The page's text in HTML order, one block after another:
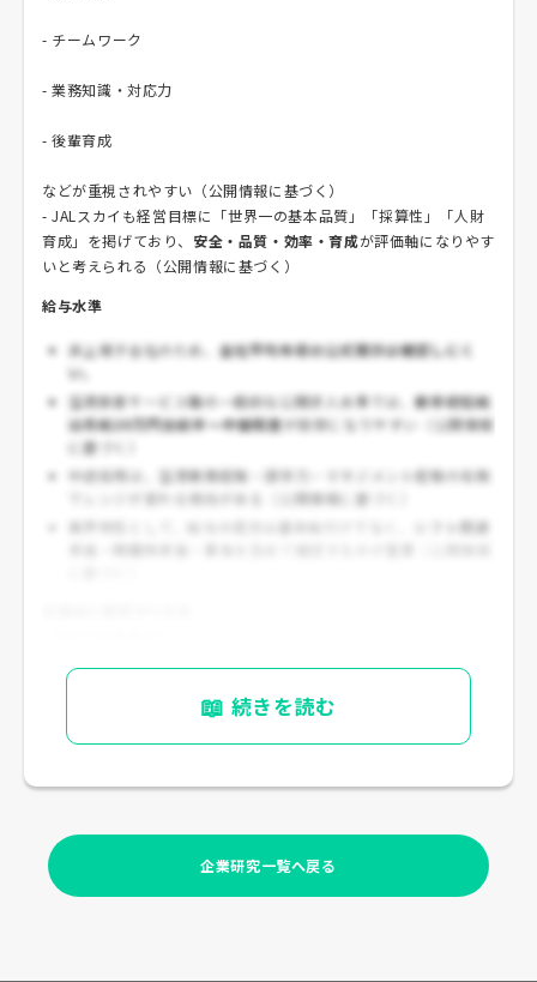
- チームワーク
- 業務知識・対応力
- 後輩育成
などが重視されやすい（公開情報に基づく）
- JALスカイも経営目標に「世界一の基本品質」「採算性」「人財
育成」を掲げており、 安全・品質・効率・育成が評価軸になりやす
いと考えられる（公開情報に基づく）
給与水準
非上場子会社のため、 全社平均年収の公式開示は確認しにく
い
空港旅客サービス職の一般的な公開求人水準では、新卒初任給
は月給20万円台前半〜中盤程度が目安になりやすい（公開情報
に基づく）
中途採用は、空港業務経験・語学力・マネジメント経験の有無
でレンジが変わる傾向がある（公開情報に基づく）
業界特性として、給与の見方は基本給だけでなく、
シフト関連
- 初任給
- 昇給
- 賞与
- 諸手当
を必ず確認すること。
📖 続きを読む
企業研究一覧へ戻る